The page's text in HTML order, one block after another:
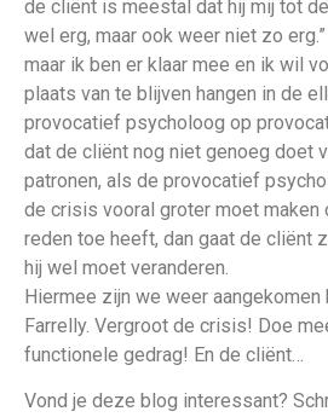
de cliënt is meestal dat hij mij tot
wel erg, maar ook weer niet zo
maar ik ben er klaar mee en ik wil
plaats van te blijven hangen in de
provocatief psycholoog op
dat de cliënt nog niet genoeg doet
patronen, als de provocatief
de crisis vooral groter moet maken
reden toe heeft, dan gaat de cliënt
hij wel moet veranderen.
Hiermee zijn we weer aangekomen
Farrelly. Vergroot de crisis! Doe
functionele gedrag! En de cliënt…
Vond je deze blog interessant?